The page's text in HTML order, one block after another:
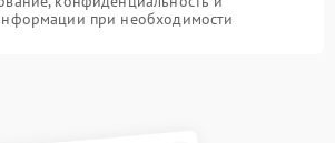
при необходимости